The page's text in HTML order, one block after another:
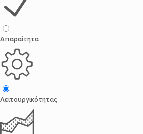
Απαραίτητα
Λειτουργικότητας